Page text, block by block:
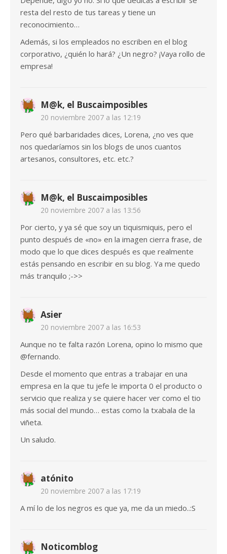
resta del resto de tus tareas y tiene un
reconocimiento…
Además, si los empleados no escriben en el blog
corporativo, ¿quién lo hará? ¿Un negro? ¡Vaya rollo de
empresa!
M@k, el Buscaimposibles
20 noviembre 2007 a las 12:19
Pero qué barbaridades dices, Lorena, ¿no ves que
nos quedaríamos sin los blogs de unos cuantos
artesanos, consultores, etc. etc.?
M@k, el Buscaimposibles
20 noviembre 2007 a las 13:56
Por cierto, y ya sé que soy un tiquismiquis, pero el
punto después de «no» en la imagen cierra frase, de
modo que lo que dices después es que realmente
estás pensando en escribir en su blog. Ya me quedo
más tranquilo ;->>
Asier
20 noviembre 2007 a las 16:53
Aunque no te falta razón Lorena, opino lo mismo que
@fernando.
Desde el momento que entras a trabajar en una
empresa en la que tu jefe le importa 0 el producto o
servicio que realiza y se quiere hacer ver como el tio
más social del mundo… estas como la txabala de la
viñeta.
Un saludo.
atónito
20 noviembre 2007 a las 17:19
A mí lo de los negros es que ya, me da un miedo..:S
Noticomblog